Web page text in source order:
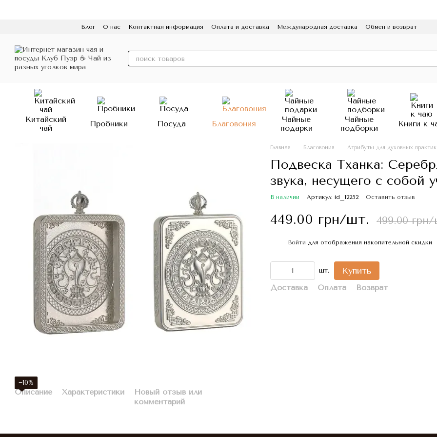
Блог О нас Контактная информация Оплата и доставка Международная доставка
Обмен и возврат
Китайский
чай
Пробники Посуда Благовония
Чайные
подарки
Чайные
подборки
Книги к
−10%
Описание Характеристики
Новый отзыв или
комментарий
Главная Благовония Атрибуты для духовных практик
Подвеска Тханка:
звука, несущего с собой
В наличии Артикул: id_12252 Оставить отзыв
449.00 грн/шт. 499.00
Войти для отображения накопительной скидки
шт. Купить
Доставка Оплата Возврат